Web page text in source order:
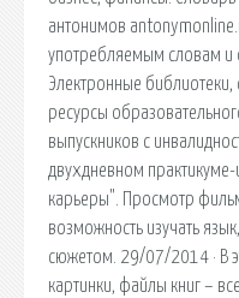
антонимов
употребляемым словам и
Электронные
ресурсы
выпускников с
двухдневном
карьеры". Просмотр
возможность изучать
сюжетом. 29/07/2014 · В
картинки, файлы книг –